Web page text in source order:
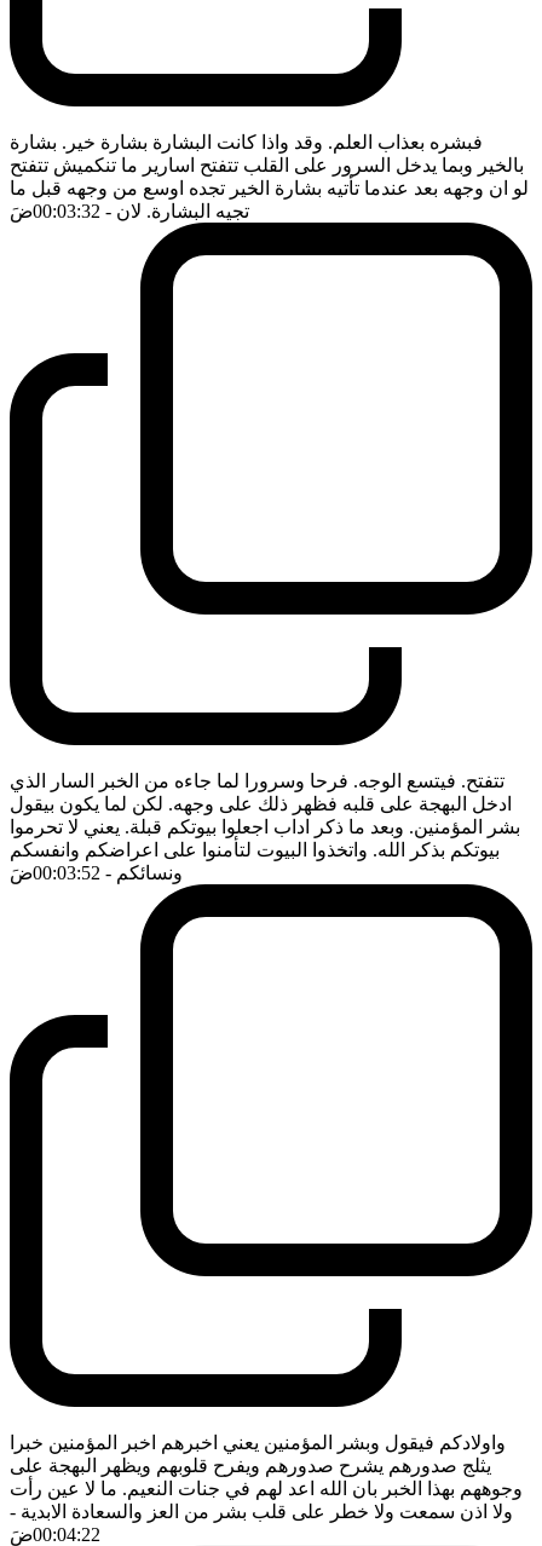
فبشره بعذاب العلم. وقد واذا كانت البشارة بشارة خير. بشارة
بالخير وبما يدخل السرور على القلب تتفتح اسارير ما تنكميش تتفتح
لو ان وجهه بعد عندما تأتيه بشارة الخير تجده اوسع من وجهه قبل ما
تجيه البشارة. لان - 00:03:32 ضَ
تتفتح. فيتسع الوجه. فرحا وسرورا لما جاءه من الخبر السار الذي
ادخل البهجة على قلبه فظهر ذلك على وجهه. لكن لما يكون بيقول
بشر المؤمنين. وبعد ما ذكر اداب اجعلوا بيوتكم قبلة. يعني لا تحرموا
بيوتكم بذكر الله. واتخذوا البيوت لتأمنوا على اعراضكم وانفسكم
ونسائكم - 00:03:52 ضَ
واولادكم فيقول وبشر المؤمنين يعني اخبرهم اخبر المؤمنين خبرا
يثلج صدورهم يشرح صدورهم ويفرح قلوبهم ويظهر البهجة على
وجوههم بهذا الخبر بان الله اعد لهم في جنات النعيم. ما لا عين رأت
ولا اذن سمعت ولا خطر على قلب بشر من العز والسعادة الابدية -
00:04:22ضَ